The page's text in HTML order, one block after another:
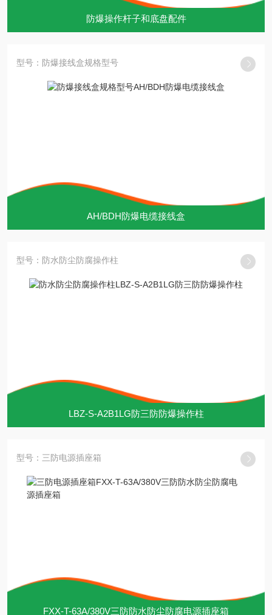
防爆操作杆子和底盘配件
型号：防爆接线盒规格型号
AH/BDH防爆电缆接线盒
型号：防水防尘防腐操作柱
LBZ-S-A2B1LG防三防防爆操作柱
型号：三防电源插座箱
FXX-T-63A/380V三防防水防尘防腐电源插座箱